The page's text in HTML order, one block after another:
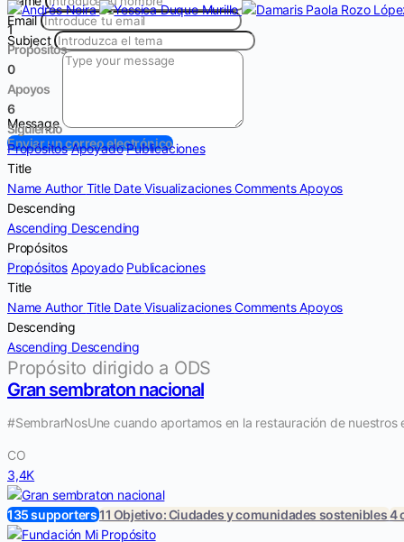
Email
Subject
Message
Enviar un correo electrónico
1
Propósitos
0
Apoyos
6
Siguiendo
Propósitos Apoyado Publicaciones
Title
Name Author Title DateVisualizacionesCommentsApoyos
Descending
Ascending Descending
Propósitos
Propósitos Apoyado Publicaciones
Title
Name Author Title DateVisualizacionesCommentsApoyos
Descending
Ascending Descending
Propósito dirigido a ODS
Gran sembraton nacional
#SembrarNosUne cuando aportamos en la restauración de
CO
3,4K
135 supporters11 Objetivo: Ciudades y comunidades sostenibles4